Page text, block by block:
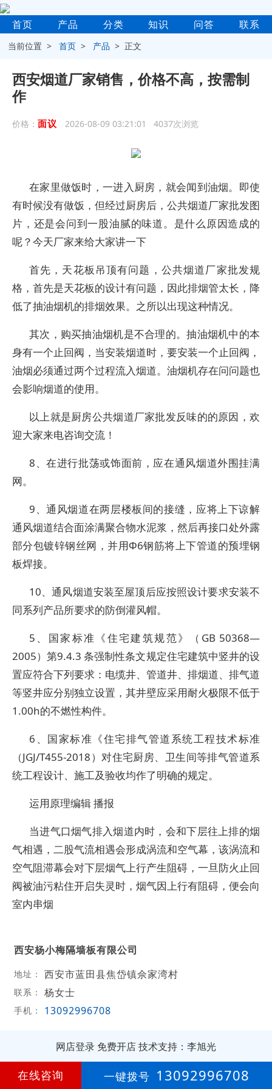
首页 产品 分类 知识 问答 联系
当前位置 >首页 > 产品 > 正文
西安烟道厂家销售，价格不高，按需制
作
价格： 面议 2026-08-09 03:21:01 4037次浏览
在家里做饭时，一进入厨房，就会闻到油烟。即使
有时候没有做饭，但经过厨房后，公共烟道厂家批发图
片，还是会问到一股油腻的味道。是什么原因造成的
呢？今天厂家来给大家讲一下
首先，天花板吊顶有问题，公共烟道厂家批发规
格，首先是天花板的设计有问题，因此排烟管太长，降
低了抽油烟机的排烟效果。之所以出现这种情况。
其次，购买抽油烟机是不合理的。抽油烟机中的本
身有一个止回阀，当安装烟道时，要安装一个止回阀，
油烟必须通过两个过程流入烟道。油烟机存在问问题也
会影响烟道的使用。
以上就是厨房公共烟道厂家批发反味的的原因，欢
迎大家来电咨询交流！
8、在进行批荡或饰面前，应在通风烟道外围挂满
网。
9、通风烟道在两层楼板间的接缝，应将上下谅解
通风烟道结合面涂满聚合物水泥浆，然后再接口处外露
部分包镀锌钢丝网，并用Φ6钢筋将上下管道的预埋钢
板焊接。
10、通风烟道安装至屋顶后应按照设计要求安装不
同系列产品所要求的防倒灌风帽。
5、国家标准《住宅建筑规范》（GB 50368—
2005）第9.4.3 条强制性条文规定住宅建筑中竖井的设
置应符合下列要求：电缆井、管道井、排烟道、排气道
等竖井应分别独立设置，其井壁应采用耐火极限不低于
1.00h的不燃性构件。
6、国家标准《住宅排气管道系统工程技术标准
（JGJ/T455-2018）对住宅厨房、卫生间等排气管道系
统工程设计、施工及验收均作了明确的规定。
运用原理编辑 播报
当进气口烟气排入烟道内时，会和下层往上排的烟
气相遇，二股气流相遇会形成涡流和空气幕，该涡流和
空气阻滞幕会对下层烟气上行产生阻碍，一旦防火止回
阀被油污粘住开启失灵时，烟气因上行有阻碍，便会向
室内串烟
西安杨小梅隔墙板有限公司
地址： 西安市蓝田县焦岱镇佘家湾村
联系： 杨女士
手机： 13092996708
网店登录 免费开店技术支持：李旭光
第18年
在线咨询 一键拨号 13092996708